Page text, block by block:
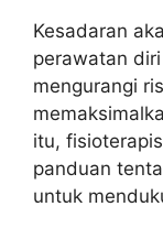
Kesadaran
perawatan
mengurangi
itu,
panduan
untuk